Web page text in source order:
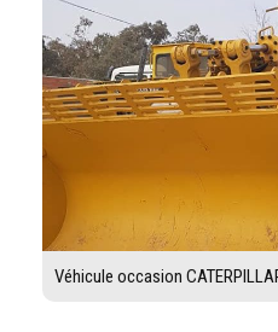
Véhicule occasion